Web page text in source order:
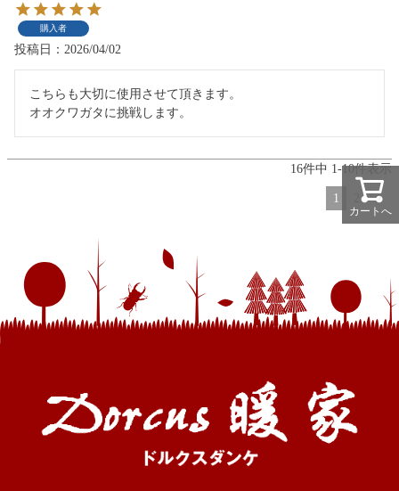
購入者
投稿日 2026/04/02
こちらも大切に使用させて頂きます。
オオクワガタに挑戦します。
16件中 1-10件表示
1
カートへ